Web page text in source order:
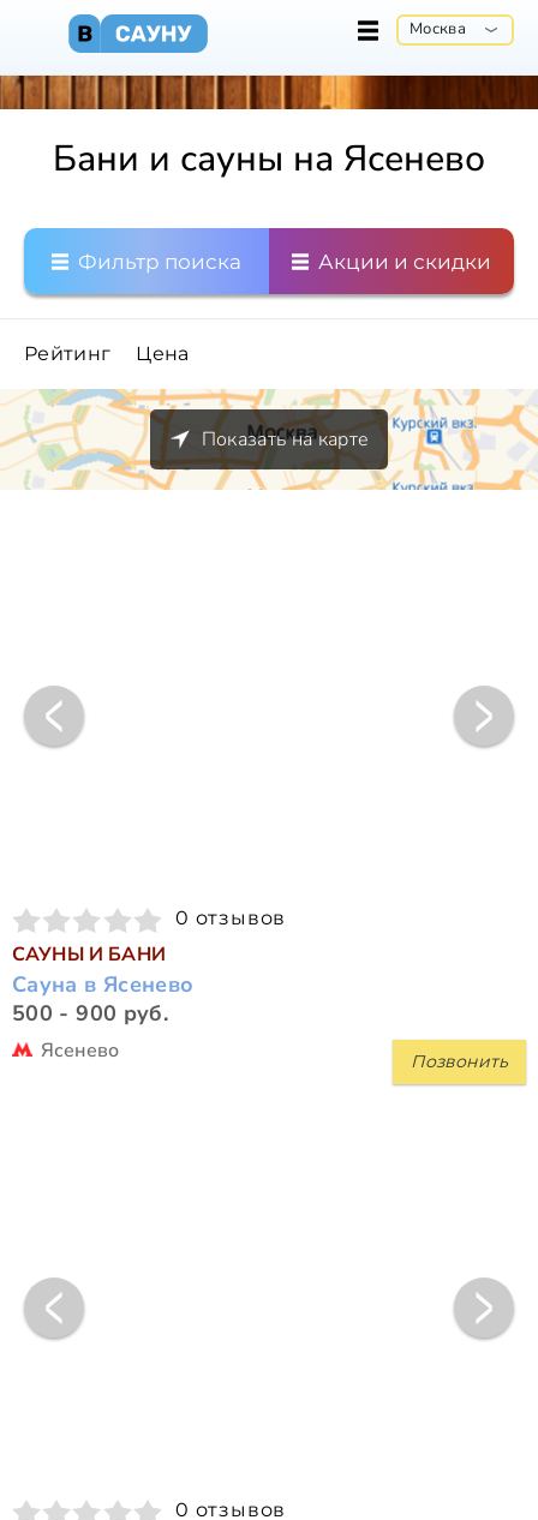
Москва
Бани и сауны на Ясенево
Фильтр поиска Акции и скидки
Рейтинг Цена
Показать на карте
0 отзывов
САУНЫ И БАНИ
Сауна в Ясенево
500 - 900 руб.
Позвонить
Ясенево
0 отзывов